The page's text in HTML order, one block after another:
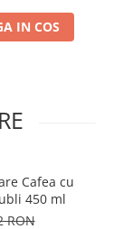
IN COS
Cafea cu
450 ml
RON